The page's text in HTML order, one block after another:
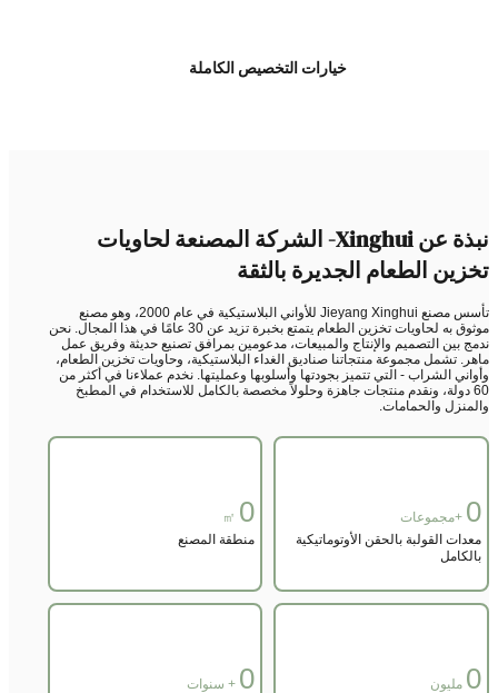
خيارات التخصيص الكاملة
نبذة عن Xinghui- الشركة المصنعة لحاويات
الطعام الجديرة بالثقة
تأسس مصنع Jieyang Xinghui للأواني البلاستيكية في عام 2000، وهو مصنع
موثوق به لحاويات تخزين الطعام يتمتع بخبرة تزيد عن 30 عامًا في هذا المجال. نحن
بين التصميم والإنتاج والمبيعات، مدعومين بمرافق تصنيع حديثة وفريق عمل
تشمل مجموعة منتجاتنا صناديق الغداء البلاستيكية، وحاويات تخزين الطعام،
الشراب - التي تتميز بجودتها وأسلوبها وعمليتها. نخدم عملاءنا في أكثر من
60 دولة، ونقدم منتجات جاهزة وحلولاً مخصصة بالكامل للاستخدام في المطبخ
والحمامات.
+مجموعات
القولبة بالحقن الأوتوماتيكية
منطقة المصنع
مليون
+ سنوات